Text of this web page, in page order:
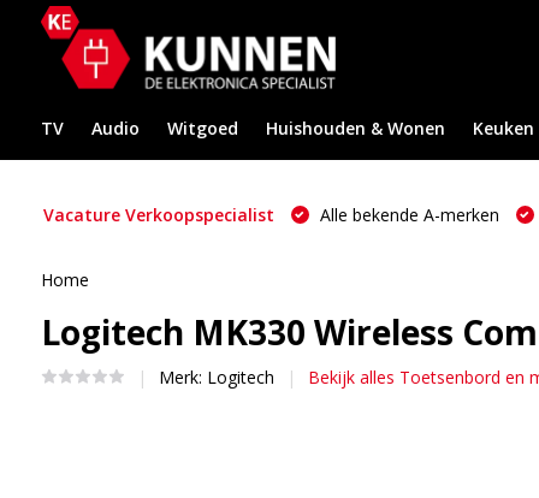
TV Audio Witgoed Huishouden & Wonen Keuken
Vacature Verkoopspecialist Alle bekende A-merken
Home
Logitech MK330 Wireless
Merk: Logitech Bekijk alles Toetsenbord en